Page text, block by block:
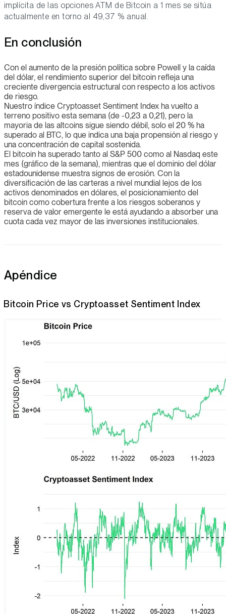
implícita de las opciones ATM de Bitcoin a 1 mes se sitúa
actualmente en torno al 49,37 % anual.
En conclusión
Con el aumento de la presión política sobre Powell y la caída
del dólar, el rendimiento superior del bitcoin refleja una
creciente divergencia estructural con respecto a los activos
de riesgo.
Nuestro índice Cryptoasset Sentiment Index ha vuelto a
terreno positivo esta semana (de -0,23 a 0,21), pero la
mayoria de las altcoins sigue siendo débil, solo el 20 % ha
superado al BTC, lo que indica una baja propensión al riesgo y
una concentración de capital sostenida.
El bitcoin ha superado tanto al S&P 500 como al Nasdaq este
mes (gráfico de la semana), mientras que el dominio del dólar
estadounidense muestra signos de erosión. Con la
diversificación de las carteras a nivel mundial lejos de los
activos denominados en dólares, el posicionamiento del
bitcoin como cobertura frente a los riesgos soberanos y
reserva de valor emergente le está ayudando a absorber una
cuota cada vez mayor de las inversiones institucionales.
Apéndice
Bitcoin Price vs Cryptoasset Sentiment Index